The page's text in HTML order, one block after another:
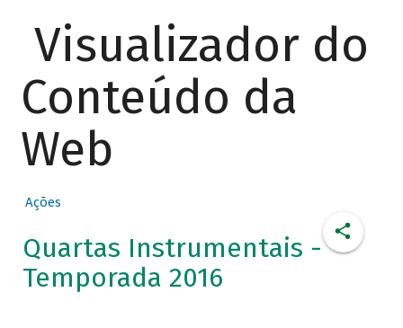
Visualizador do
Conteúdo da
Web
Ações
Quartas Instrumentais -
Temporada 2016